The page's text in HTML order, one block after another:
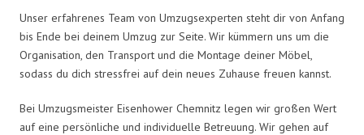
Unser erfahrenes Team von Umzugsexperten steht dir von Anfang
bis Ende bei deinem Umzug zur Seite. Wir kümmern uns um die
Organisation, den Transport und die Montage deiner Möbel,
sodass du dich stressfrei auf dein neues Zuhause freuen kannst.
Bei Umzugsmeister Eisenhower Chemnitz legen wir großen Wert
auf eine persönliche und individuelle Betreuung. Wir gehen auf